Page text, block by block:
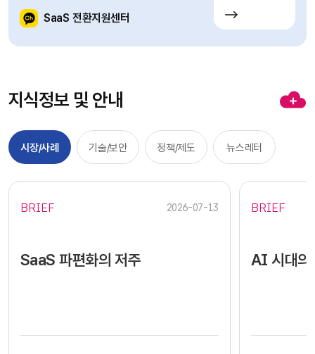
SaaS 전환지원센터
지식정보 및 안내
시장/사례 기술/보안 정책/제도 뉴스레터
BRIEF 2026-07-13
SaaS 파편화의 저주
BRIEF
AI 시대의